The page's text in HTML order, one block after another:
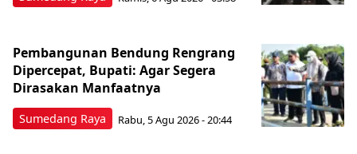
Sumedang Raya
Pembangunan Bendung Rengrang
Dipercepat, Bupati: Agar Segera
Dirasakan Manfaatnya
Rabu, 5 Agu 2026 - 20:44